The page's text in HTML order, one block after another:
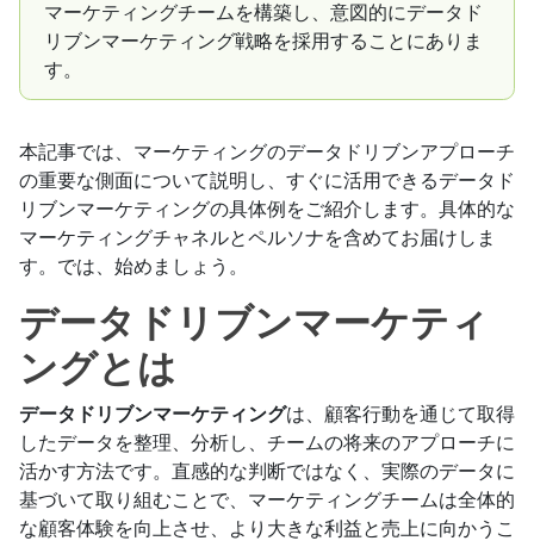
マーケティングチームを構築し、意図的にデータド
リブンマーケティング戦略を採用することにありま
す。
本記事では、マーケティングのデータドリブンアプローチ
の重要な側面について説明し、すぐに活用できるデータド
リブンマーケティングの具体例をご紹介します。具体的な
マーケティングチャネルとペルソナを含めてお届けしま
す。では、始めましょう。
データドリブンマーケティ
ングとは
データドリブンマーケティングは、顧客行動を通じて取得
したデータを整理、分析し、チームの将来のアプローチに
活かす方法です。直感的な判断ではなく、実際のデータに
基づいて取り組むことで、マーケティングチームは全体的
な顧客体験を向上させ、より大きな利益と売上に向かうこ